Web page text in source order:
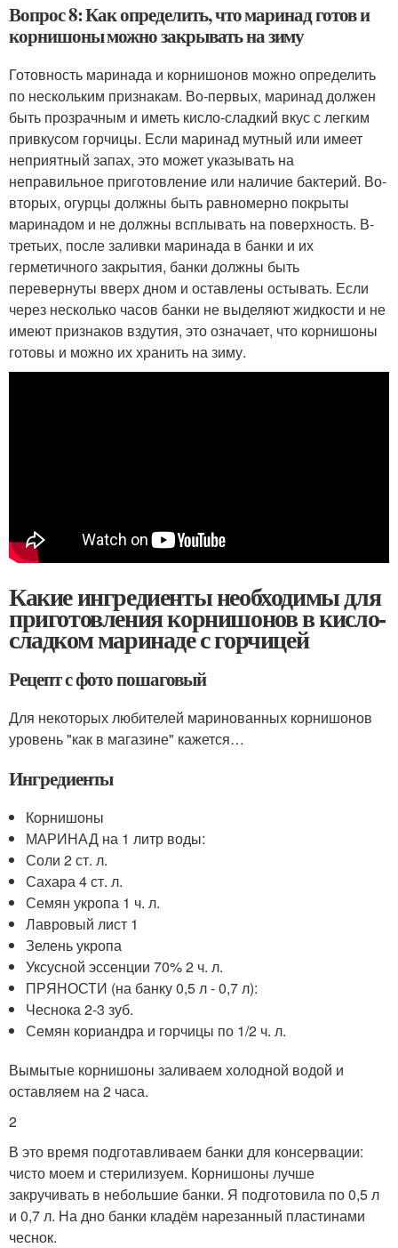
Вопрос 8: Как определить, что маринад готов и
корнишоны можно закрывать на зиму
Готовность маринада и корнишонов можно определить
по нескольким признакам. Во-первых, маринад должен
быть прозрачным и иметь кисло-сладкий вкус с легким
привкусом горчицы. Если маринад мутный или имеет
неприятный запах, это может указывать на
неправильное приготовление или наличие бактерий. Во-
вторых, огурцы должны быть равномерно покрыты
маринадом и не должны всплывать на поверхность. В-
третьих, после заливки маринада в банки и их
герметичного закрытия, банки должны быть
перевернуты вверх дном и оставлены остывать. Если
через несколько часов банки не выделяют жидкости и не
имеют признаков вздутия, это означает, что корнишоны
готовы и можно их хранить на зиму.
Какие ингредиенты необходимы для
приготовления корнишонов в кисло-
сладком маринаде с горчицей
Рецепт с фото пошаговый
Для некоторых любителей маринованных корнишонов
уровень "как в магазине" кажется…
Ингредиенты
Корнишоны
МАРИНАД на 1 литр воды:
Соли 2 ст. л.
Сахара 4 ст. л.
Семян укропа 1 ч. л.
Лавровый лист 1
Зелень укропа
Уксусной эссенции 70% 2 ч. л.
ПРЯНОСТИ (на банку 0,5 л - 0,7 л):
Чеснока 2-3 зуб.
Семян кориандра и горчицы по 1/2 ч. л.
Вымытые корнишоны заливаем холодной водой и
оставляем на 2 часа.
2
В это время подготавливаем банки для консервации:
чисто моем и стерилизуем. Корнишоны лучше
закручивать в небольшие банки. Я подготовила по 0,5 л
и 0,7 л. На дно банки кладём нарезанный пластинами
чеснок.